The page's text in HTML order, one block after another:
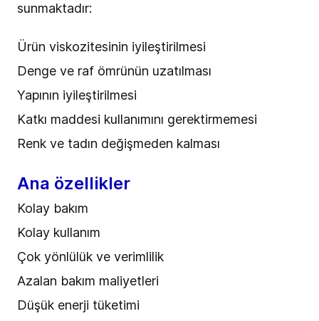
sunmaktadır:
Ürün viskozitesinin iyileştirilmesi
Denge ve raf ömrünün uzatılması
Yapının iyileştirilmesi
Katkı maddesi kullanımını gerektirmemesi
Renk ve tadın değişmeden kalması
Ana özellikler
Kolay bakım
Kolay kullanım
Çok yönlülük ve verimlilik
Azalan bakım maliyetleri
Düşük enerji tüketimi